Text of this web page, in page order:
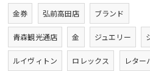
金券 弘前高田店 ブランド
青森観光通店 金 ジュエリー
ルイヴィトン ロレックス レター